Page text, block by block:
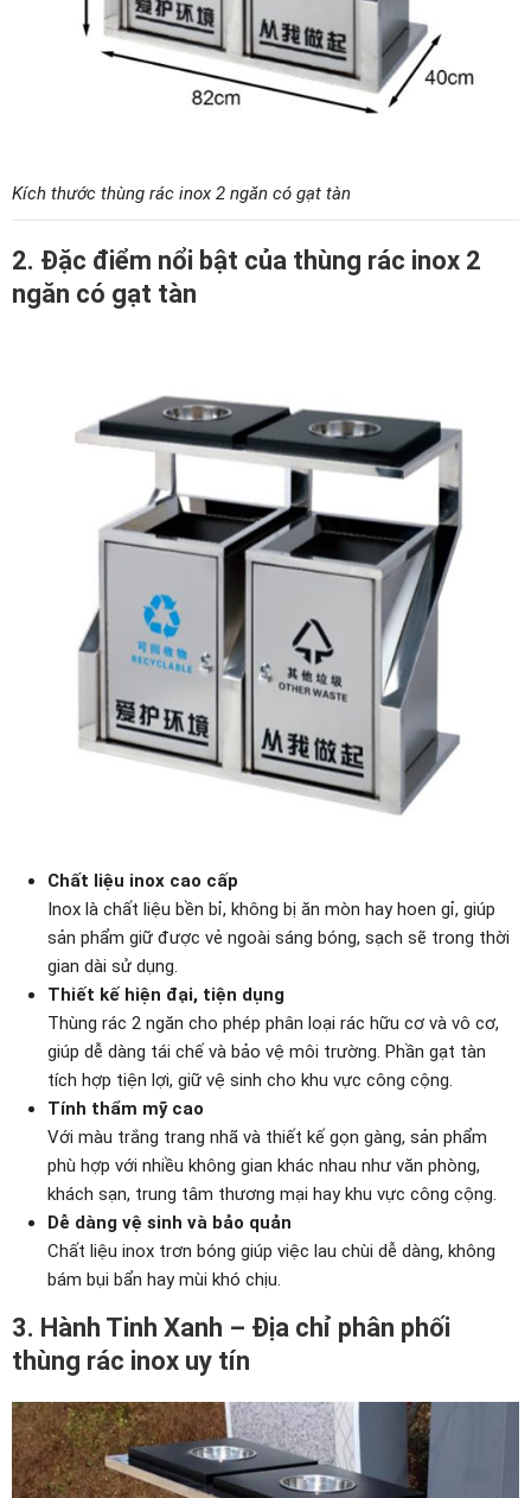
Kích thước thùng rác inox 2 ngăn có gạt tàn
2. Đặc điểm nổi bật của thùng rác inox 2
ngăn có gạt tàn
Chất liệu inox cao cấp
Inox là chất liệu bền bỉ, không bị ăn mòn hay hoen gỉ, giúp
sản phẩm giữ được vẻ ngoài sáng bóng, sạch sẽ trong thời
gian dài sử dụng.
Thiết kế hiện đại, tiện dụng
Thùng rác 2 ngăn cho phép phân loại rác hữu cơ và vô cơ,
giúp dễ dàng tái chế và bảo vệ môi trường. Phần gạt tàn
tích hợp tiện lợi, giữ vệ sinh cho khu vực công cộng.
Tính thẩm mỹ cao
Với màu trắng trang nhã và thiết kế gọn gàng, sản phẩm
phù hợp với nhiều không gian khác nhau như văn phòng,
khách sạn, trung tâm thương mại hay khu vực công cộng.
Dễ dàng vệ sinh và bảo quản
Chất liệu inox trơn bóng giúp việc lau chùi dễ dàng, không
bám bụi bẩn hay mùi khó chịu.
3. Hành Tinh Xanh – Địa chỉ phân phối
thùng rác inox uy tín